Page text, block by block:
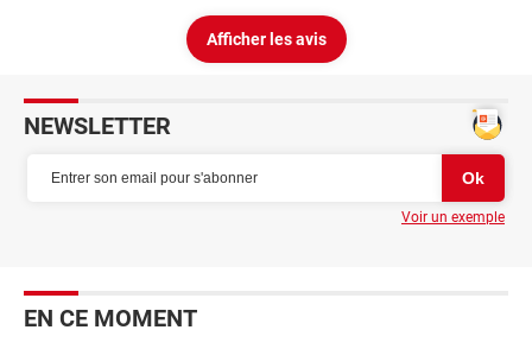
Afficher les avis
NEWSLETTER
Voir un exemple
EN CE MOMENT